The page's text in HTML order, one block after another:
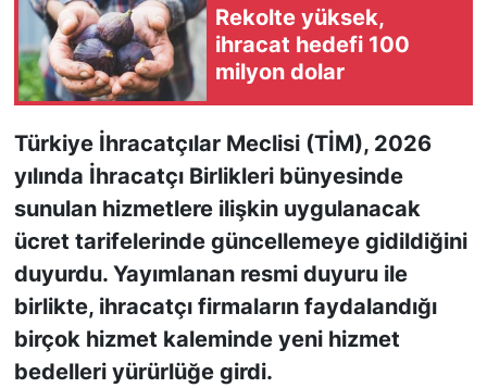
Rekolte yüksek,
ihracat hedefi 100
milyon dolar
Türkiye İhracatçılar Meclisi (TİM), 2026
yılında İhracatçı Birlikleri bünyesinde
sunulan hizmetlere ilişkin uygulanacak
ücret tarifelerinde güncellemeye gidildiğini
duyurdu. Yayımlanan resmi duyuru ile
birlikte, ihracatçı firmaların faydalandığı
birçok hizmet kaleminde yeni hizmet
bedelleri yürürlüğe girdi.
KONGRE HABERLERİ
KONGRE TAKVİMİ
RÖPORTAJLAR
BİYOGRAFİLER